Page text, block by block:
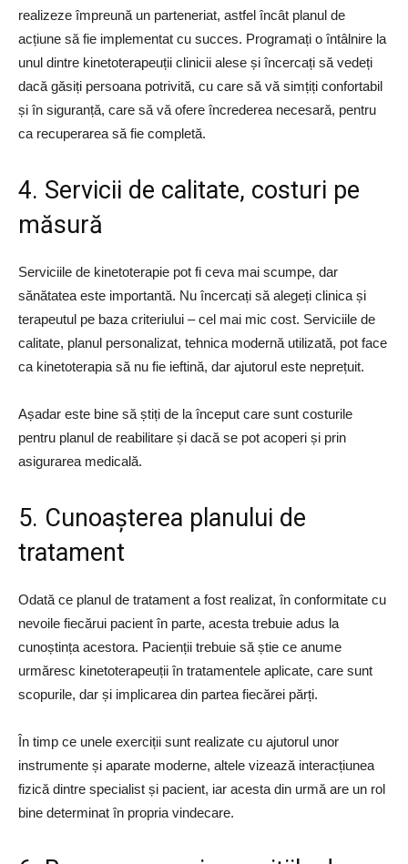
realizeze împreună un parteneriat, astfel încât planul de
acțiune să fie implementat cu succes. Programați o întâlnire la
unul dintre kinetoterapeuții clinicii alese și încercați să vedeți
dacă găsiți persoana potrivită, cu care să vă simțiți confortabil
și în siguranță, care să vă ofere încrederea necesară, pentru
ca recuperarea să fie completă.
4. Servicii de calitate, costuri pe
măsură
Serviciile de kinetoterapie pot fi ceva mai scumpe, dar
sănătatea este importantă. Nu încercați să alegeți clinica și
terapeutul pe baza criteriului – cel mai mic cost. Serviciile de
calitate, planul personalizat, tehnica modernă utilizată, pot face
ca kinetoterapia să nu fie ieftină, dar ajutorul este neprețuit.
Așadar este bine să știți de la început care sunt costurile
pentru planul de reabilitare și dacă se pot acoperi și prin
asigurarea medicală.
5. Cunoașterea planului de
tratament
Odată ce planul de tratament a fost realizat, în conformitate cu
nevoile fiecărui pacient în parte, acesta trebuie adus la
cunoștința acestora. Pacienții trebuie să știe ce anume
urmăresc kinetoterapeuții în tratamentele aplicate, care sunt
scopurile, dar și implicarea din partea fiecărei părți.
În timp ce unele exerciții sunt realizate cu ajutorul unor
instrumente și aparate moderne, altele vizează interacțiunea
fizică dintre specialist și pacient, iar acesta din urmă are un rol
bine determinat în propria vindecare.